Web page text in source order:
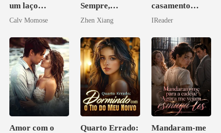
um laço
rompido
Calv Momose
Sempre,
Enlouquecido
Arrependiment
o
Zhen Xiang
casamento
relâmpago com
IReader
Amor com o
Quarto Errado:
Mandaram-me